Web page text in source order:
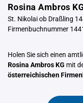
Rosina Ambros
St. Nikolai ob Draßling
Firmenbuchnummer
Holen Sie sich einen
Rosina Ambros KG mit
österreichischen